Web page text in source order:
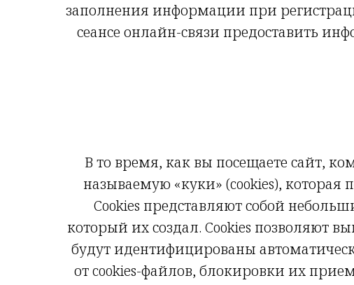
заполнения информации при
сеансе онлайн-связи предоставить
В то время, как вы посещаете сайт,
называемую «куки» (cookies),
Cookies представляют собой
который их создал. Cookies позволяют
будут идентифицированы
от cookies-файлов, блокировки их